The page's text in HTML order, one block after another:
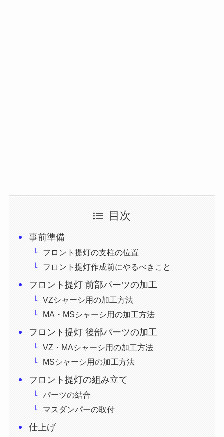
目次
事前準備
フロント提灯の支柱の位置
フロント提灯作成前にやるべきこと
フロント提灯 前部パーツの加工
VZシャーシ用の加工方法
MA・MSシャーシ用の加工方法
フロント提灯 後部パーツの加工
VZ・MAシャーシ用の加工方法
MSシャーシ用の加工方法
フロント提灯の組み立て
パーツの結合
マスダンパーの取付
仕上げ